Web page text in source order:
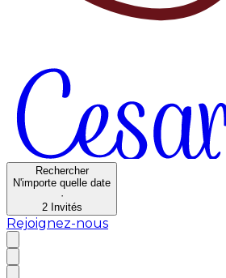
Rechercher
N'importe quelle date
·
2 Invités
Rejoignez-nous